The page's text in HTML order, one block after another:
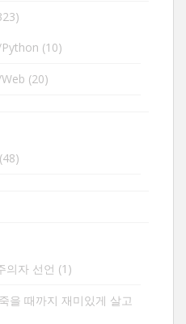
(10)
(20)
(48)
의자 선언 (1)
을 때까지 재미있게 살고